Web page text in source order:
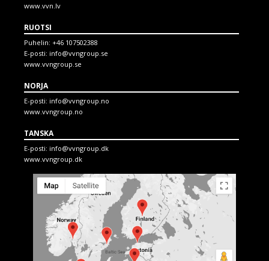
www.vvn.lv
RUOTSI
Puhelin: +46 107502388
E-posti: info@vvngroup.se
www.vvngroup.se
NORJA
E-posti: info@vvngroup.no
www.vvngroup.no
TANSKA
E-posti: info@vvngroup.dk
www.vvngroup.dk